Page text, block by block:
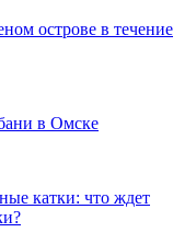
острове в течение
в Омске
катки: что ждет